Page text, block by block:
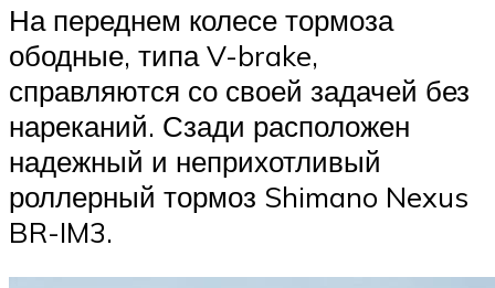
На переднем колесе тормоза
ободные, типа V-brake,
справляются со своей задачей без
нареканий. Сзади расположен
надежный и неприхотливый
роллерный тормоз Shimano Nexus
BR-IM3.